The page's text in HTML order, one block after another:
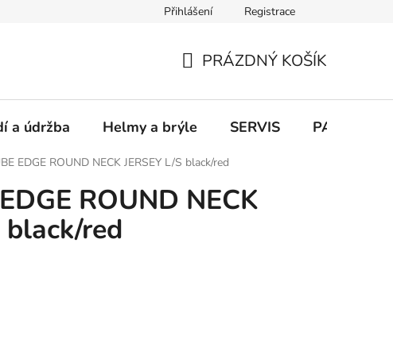
Přihlášení Registrace
KOŠÍK
PRÁZDNÝ KOŠÍK
a údržba Helmy a brýle SERVIS
EDGE ROUND NECK JERSEY L/S black/red
ROUND NECK
black/red